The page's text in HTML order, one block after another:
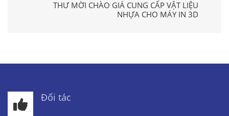
THƯ MỜI CHÀO GIÁ CUNG CẤP VẬT LIỆU
NHỰA CHO MÁY IN 3D
Đối tác